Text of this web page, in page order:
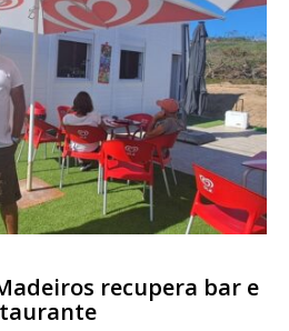
recupera bar e